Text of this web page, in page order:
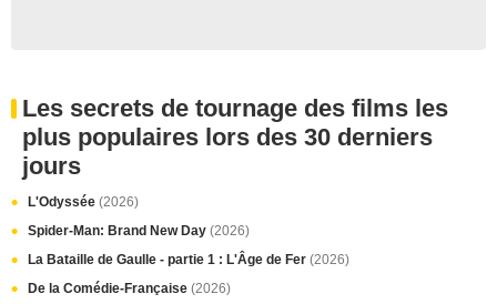
Les secrets de tournage des films les
plus populaires lors des 30 derniers
jours
L'Odyssée (2026)
Spider-Man: Brand New Day (2026)
La Bataille de Gaulle - partie 1 : L'Âge de Fer (2026)
De la Comédie-Française (2026)